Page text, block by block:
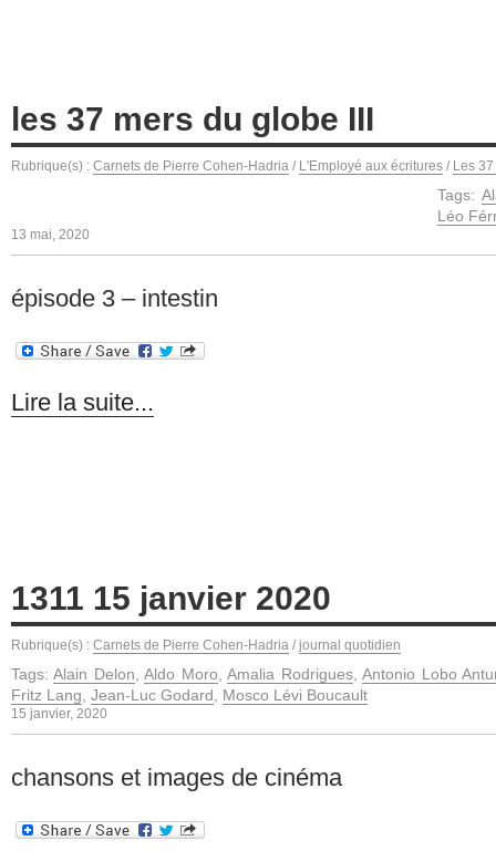
les 37 mers du globe III
Rubrique(s) : Carnets de Pierre Cohen-Hadria / L'Employé aux écritures / Les
Tags:
Léo
13 mai, 2020
épisode 3 – intestin
Lire la suite...
1311 15 janvier 2020
Rubrique(s) : Carnets de Pierre Cohen-Hadria / journal quotidien
Tags:Alain Delon ,Aldo Moro ,Amalia Rodrigues,Antonio Lobo
Fritz Lang Jean-Luc Godard Mosco Lévi Boucault
15 janvier, 2020
chansons et images de cinéma